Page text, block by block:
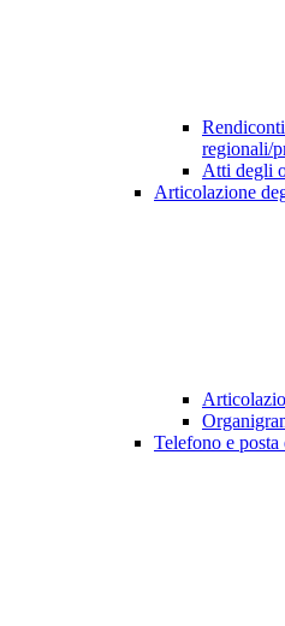
regionali/
Atti degli
Articolazione
Telefono e posta